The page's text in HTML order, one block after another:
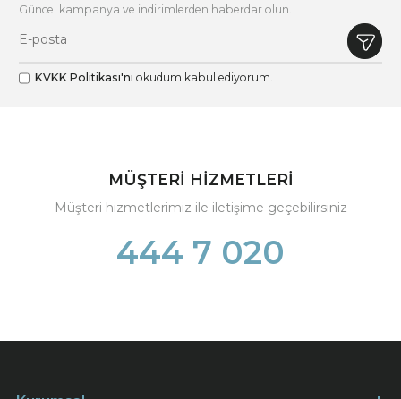
Güncel kampanya ve indirimlerden haberdar olun.
KVKK Politikası'nı okudum kabul ediyorum.
MÜŞTERİ HİZMETLERİ
Müşteri hizmetlerimiz ile iletişime geçebilirsiniz
444 7 020